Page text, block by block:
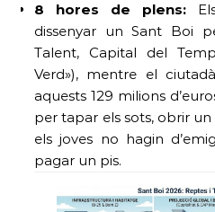
8 hores de plens:
dissenyar un Sant Boi
Talent, Capital del
Verd»), mentre el
aquests 129 milions
per tapar els sots, obrir
els joves no hagin
pagar un pis.